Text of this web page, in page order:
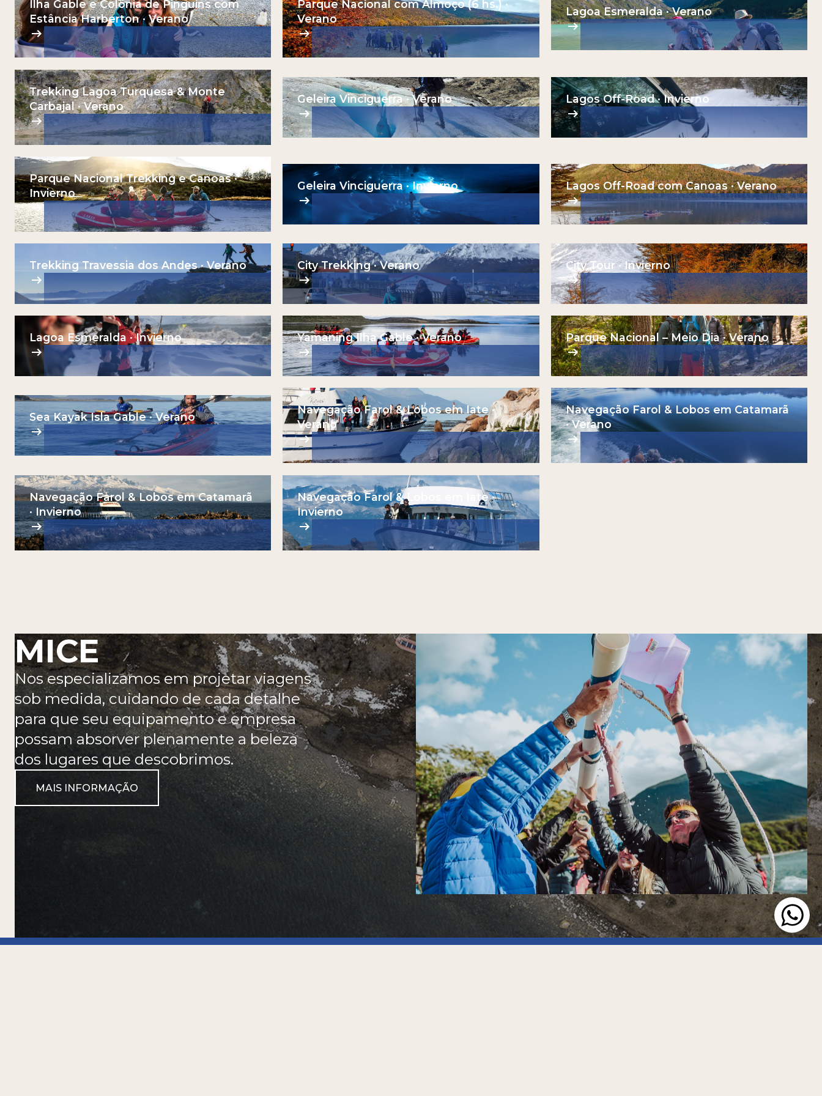
Ilha Gable e Colônia de Pinguins com
Estância Harberton · Verano
Parque Nacional com Almoço (6 hs.) ·
Verano
Lagoa Esmeralda · Verano
Trekking Lagoa Turquesa & Monte
Carbajal · Verano
Geleira Vinciguerra · Verano Lagos Off-Road · Invierno
Parque Nacional Trekking e Canoas ·
Invierno
Geleira Vinciguerra · Invierno Lagos Off-Road com Canoas · Verano
Trekking Travessia dos Andes · Verano City Trekking · Verano City Tour · Invierno
Lagoa Esmeralda · Invierno Yamaning Ilha Gable · Verano Parque Nacional – Meio Dia · Verano
Sea Kayak Isla Gable · Verano
Navegação Farol & Lobos em Iate ·
Verano
Navegação Farol & Lobos em Catamarã
· Verano
Navegação Farol & Lobos em Catamarã
· Invierno
Navegação Farol & Lobos em Iate ·
Invierno
MICE
Nos especializamos em projetar viagens
sob medida, cuidando de cada detalhe
para que seu equipamento e empresa
possam absorver plenamente a beleza
dos lugares que descobrimos.
MAIS INFORMAÇÃO